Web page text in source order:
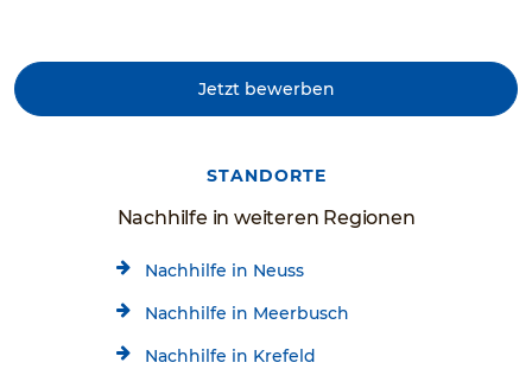
Jetzt bewerben
STANDORTE
Nachhilfe in weiteren Regionen
Nachhilfe in Neuss
Nachhilfe in Meerbusch
Nachhilfe in Krefeld